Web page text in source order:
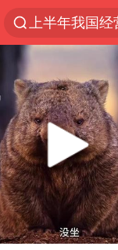
王传君 《披荆